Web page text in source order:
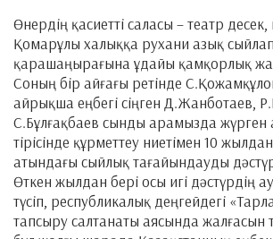
Өнердің қасиетті саласы – театр
Қомарұлы халыққа рухани азық
қарашаңырағына ұдайы қамқорлық
Соның бір айғағы ретінде
айрықша еңбегі сіңген Д.Жанботаев,
С.Бұлғақбаев сынды арамызда жүрген
тірісінде құрметтеу ниетімен 10
атындағы сыйлық тағайындауды
Өткен жылдан бері осы игі дәстүрдің
түсіп, республикалық деңгейдегі
тапсыру салтанаты аясында